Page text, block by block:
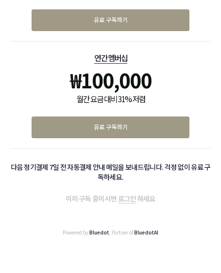
유료 구독하기
연간 멤버십
₩100,000
월간 요금 대비 31% 저렴
유료 구독하기
다음 정기결제 7일 전 자동결제 안내 메일을 보내드립니다. 걱정 없이 유료 구
독하세요.
이미 구독 중이시면 로그인하세요
Powered byBluedot, Partner ofBluedotAI